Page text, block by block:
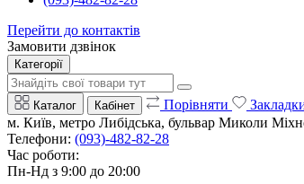
Перейти до контактів
Замовити дзвінок
Категорії
Каталог Кабінет Порівняти
м. Київ, метро Либідська, бульвар Миколи
Телефони: (093)-482-82-28
Час роботи:
Пн-Нд з 9:00 до 20:00